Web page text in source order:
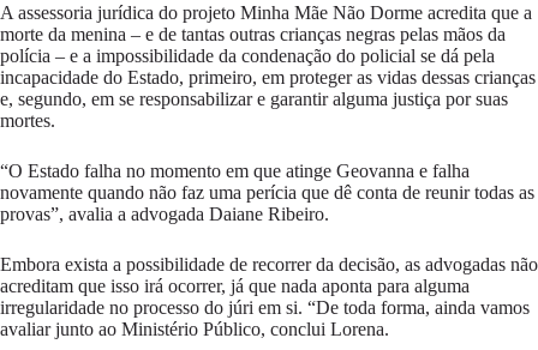
A assessoria jurídica do projeto Minha Mãe Não Dorme acredita que a
morte da menina – e de tantas outras crianças negras pelas mãos da
polícia – e a impossibilidade da condenação do policial se dá pela
incapacidade do Estado, primeiro, em proteger as vidas dessas crianças
e, segundo, em se responsabilizar e garantir alguma justiça por suas
mortes.
“O Estado falha no momento em que atinge Geovanna e falha
novamente quando não faz uma perícia que dê conta de reunir todas as
provas”, avalia a advogada Daiane Ribeiro.
Embora exista a possibilidade de recorrer da decisão, as advogadas não
acreditam que isso irá ocorrer, já que nada aponta para alguma
irregularidade no processo do júri em si. “De toda forma, ainda vamos
avaliar junto ao Ministério Público, conclui Lorena.